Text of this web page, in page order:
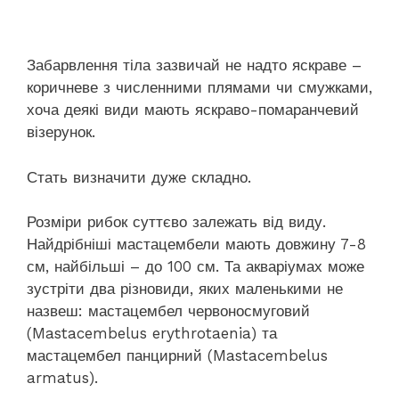
Забарвлення тіла зазвичай не надто яскраве –
коричневе з численними плямами чи смужками,
хоча деякі види мають яскраво-помаранчевий
візерунок.
Стать визначити дуже складно.
Розміри рибок суттєво залежать від виду.
Найдрібніші мастацембели мають довжину 7-8
см, найбільші – до 100 см. Та акваріумах може
зустріти два різновиди, яких маленькими не
назвеш: мастацембел червоносмуговий
(Mastacembelus erythrotaenia) та
мастацембел панцирний (Mastacembelus
armatus).